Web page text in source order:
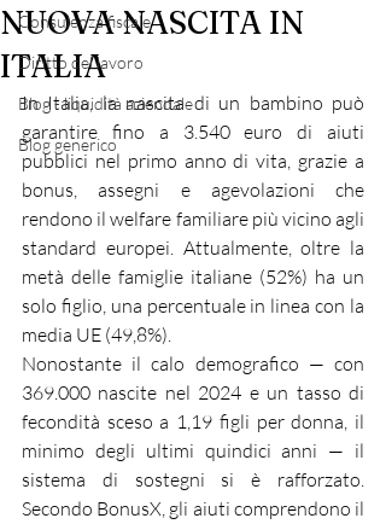
Consulenza fiscale
Diritto del lavoro
Blog - liquidità aziendale
Blog generico
NUOVA NASCITA IN
ITALIA
In Italia, la nascita di un bambino può
garantire fino a 3.540 euro di aiuti
pubblici nel primo anno di vita, grazie a
bonus, assegni e agevolazioni che
rendono il welfare familiare più vicino agli
standard europei. Attualmente, oltre la
metà delle famiglie italiane (52%) ha un
solo figlio, una percentuale in linea con la
media UE (49,8%).
Nonostante il calo demografico — con
369.000 nascite nel 2024 e un tasso di
fecondità sceso a 1,19 figli per donna, il
minimo degli ultimi quindici anni — il
sistema di sostegni si è rafforzato.
Secondo BonusX, gli aiuti comprendono il